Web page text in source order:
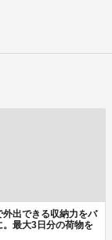
外出できる収納力をバ
。最大3日分の荷物を